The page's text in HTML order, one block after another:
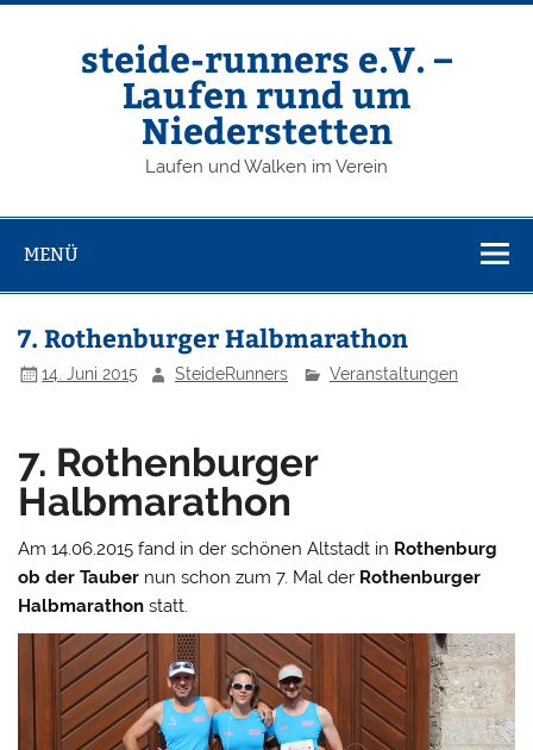
Zum
steide-runners e.V. –
Laufen rund um
Niederstetten
Laufen und Walken im Verein
MENÜ
7. Rothenburger Halbmarathon
14. Juni 2015 SteideRunners Veranstaltungen
7. Rothenburger
Halbmarathon
Am 14.06.2015 fand in der schönen Altstadt in Rothenburg
ob der Tauber nun schon zum 7. Mal der Rothenburger
Halbmarathon statt.